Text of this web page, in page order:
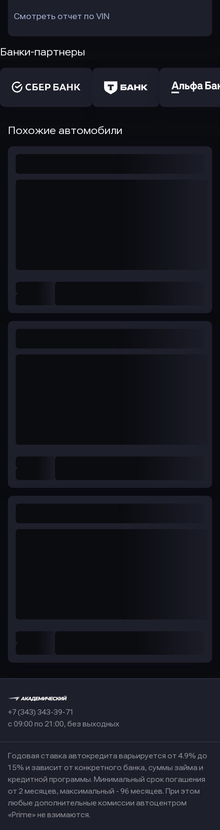
Смотреть отчет по VIN
Банки-партнеры
Похожие автомобили
+7 (343) 343-39-71
с 09:00 по 21:00, без выходных
Годовая ставка автокредита варьируется от 4.9% до
15% и зависит от конкретного банка, суммы займа и
кредитной программы. Минимальный срок погашения
от 2 месяцев, максимальный - 96 месяцев. При этом
любые дополнительные комиссии автоцентром
«Prime» не взимаются.